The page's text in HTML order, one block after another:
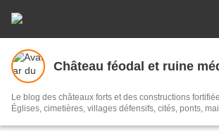
Château féodal et ruine
Le blog des châteaux forts et des constructions
Églises, cimetières, villages défensifs, cités, ponts,